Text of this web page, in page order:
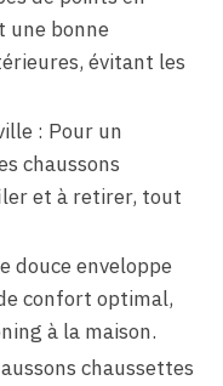
une bonne
évitant les
: Pour un
chaussons
et à retirer, tout
douce enveloppe
confort optimal,
à la maison.
chaussettes